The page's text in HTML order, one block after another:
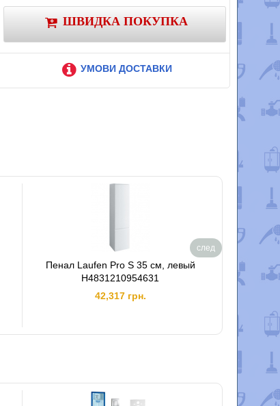
ШВИДКА ПОКУПКА
УМОВИ ДОСТАВКИ
Пенал Laufen Pro S 35 см, левый
H4831210954631
42,317 грн.
след